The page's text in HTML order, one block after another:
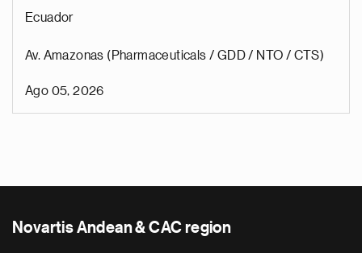
Ecuador
Av. Amazonas (Pharmaceuticals / GDD / NTO / CTS)
Ago 05, 2026
Novartis Andean & CAC region